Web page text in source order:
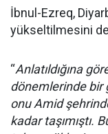
İbnul-Ezreq,
yükseltilmesini
“Anlatıldığına
dönemlerinde bir
onu Amid
kadar taşımıştı.